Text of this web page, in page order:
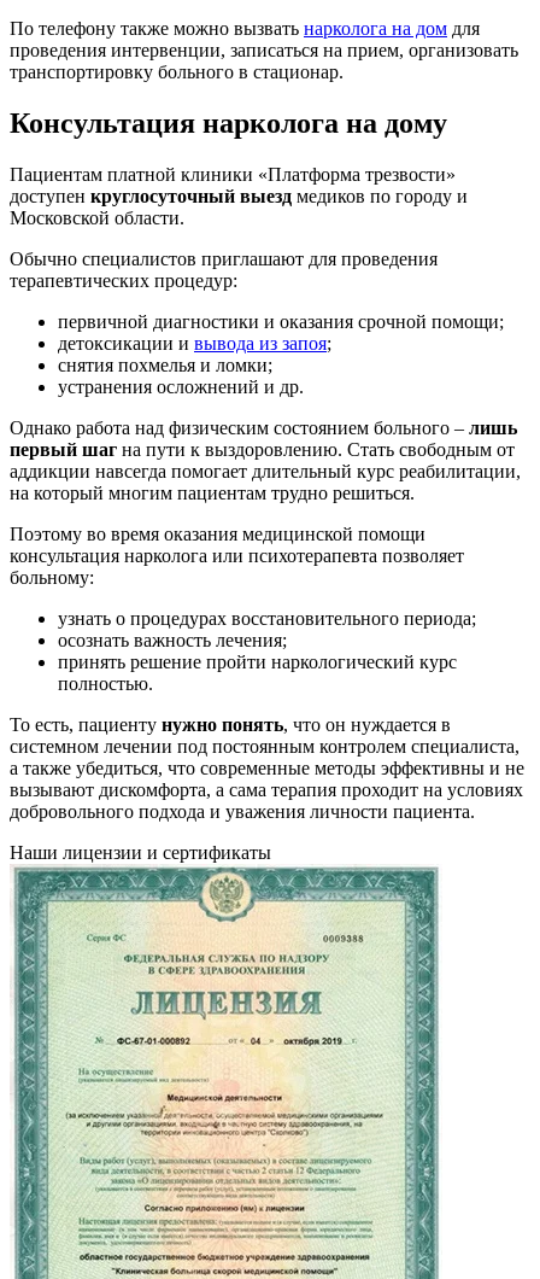
По телефону также можно вызвать нарколога на дом для
проведения интервенции, записаться на прием, организовать
транспортировку больного в стационар.
Консультация нарколога на дому
Пациентам платной клиники «Платформа трезвости»
доступен круглосуточный выезд медиков по городу и
Московской области.
Обычно специалистов приглашают для проведения
терапевтических процедур:
первичной диагностики и оказания срочной помощи;
детоксикации и вывода из запоя;
снятия похмелья и ломки;
устранения осложнений и др.
Однако работа над физическим состоянием больного – лишь
первый шаг на пути к выздоровлению. Стать свободным от
аддикции навсегда помогает длительный курс реабилитации,
на который многим пациентам трудно решиться.
Поэтому во время оказания медицинской помощи
консультация нарколога или психотерапевта позволяет
больному:
узнать о процедурах восстановительного периода;
осознать важность лечения;
принять решение пройти наркологический курс
полностью.
То есть, пациенту нужно понять, что он нуждается в
системном лечении под постоянным контролем специалиста,
а также убедиться, что современные методы эффективны и не
вызывают дискомфорта, а сама терапия проходит на условиях
добровольного подхода и уважения личности пациента.
Наши лицензии и сертификаты